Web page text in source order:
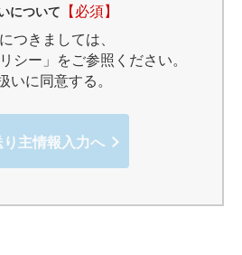
について 【必須】
つきましては、
シー」 をご参照ください。
いに同意する。
り主情報入力へ